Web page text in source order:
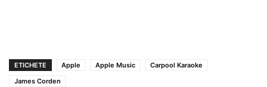
ETICHETE Apple Apple Music
Carpool Karaoke
James Corden